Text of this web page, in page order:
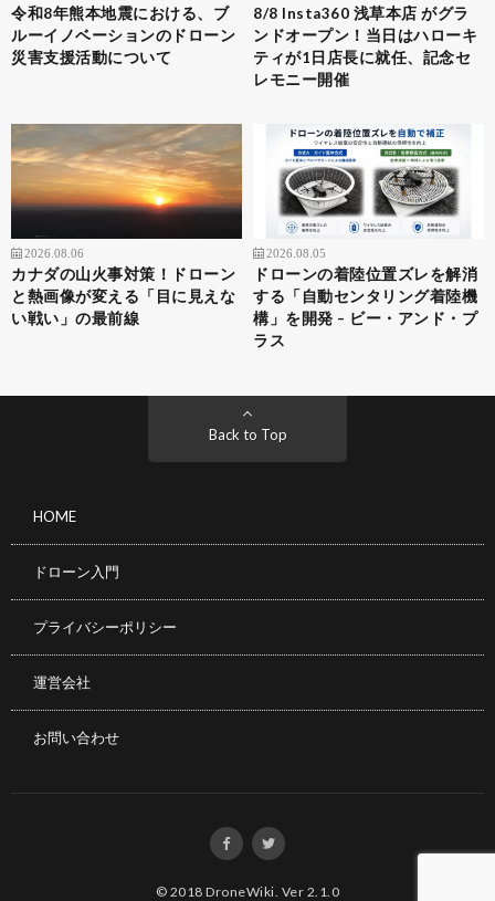
令和8年熊本地震における、ブ
ルーイノベーションのドローン
災害支援活動について
8/8 Insta360 浅草本店 がグラ
ンドオープン！当日はハローキ
ティが1日店長に就任、記念セ
レモニー開催
2026.08.06
カナダの山火事対策！ドローン
と熱画像が変える「目に見えな
い戦い」の最前線
2026.08.05
ドローンの着陸位置ズレを解消
する「自動センタリング着陸機
構」を開発 – ビー・アンド・プ
ラス
Back to Top
HOME
ドローン入門
プライバシーポリシー
運営会社
お問い合わせ
© 2018DroneWiki. Ver 2.1.0